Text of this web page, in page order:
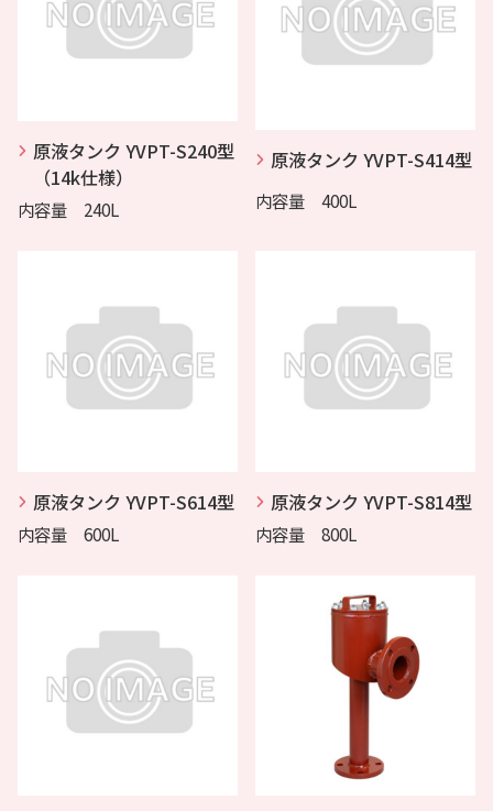
原液タンク YVPT-S240型
（14k仕様）
内容量 240L
原液タンク YVPT-S414型
内容量 400L
原液タンク YVPT-S614型
内容量 600L
原液タンク YVPT-S814型
内容量 800L